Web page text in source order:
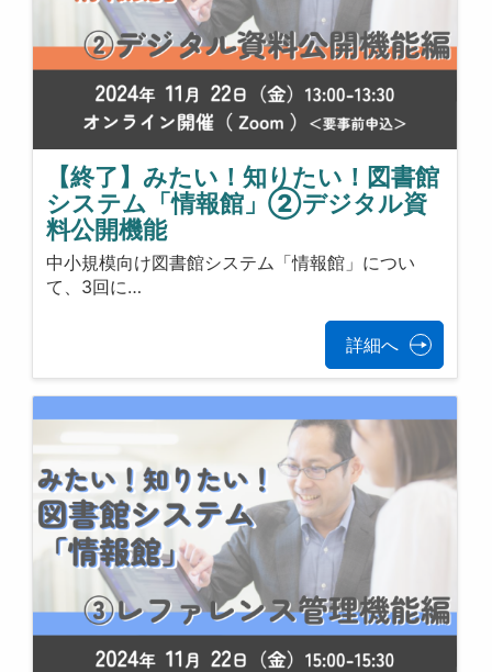
【終了】みたい！知りたい！図書館
システム「情報館」②デジタル資
料公開機能
中小規模向け図書館システム「情報館」につい
て、3回に…
詳細へ